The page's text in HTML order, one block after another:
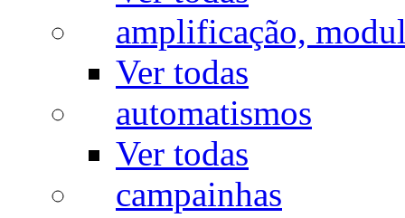
amplificação,
Ver todas
automatismos
Ver todas
campainhas